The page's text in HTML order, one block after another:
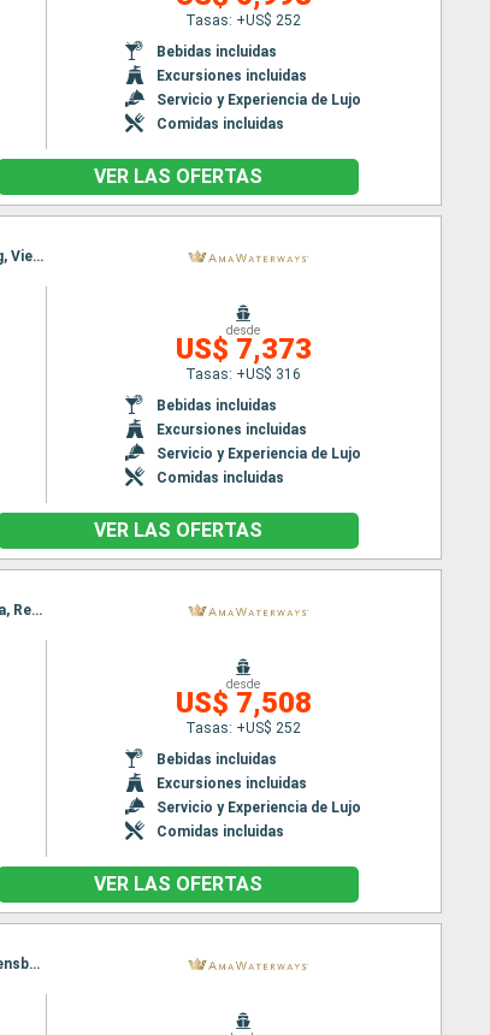
Tasas: +US$ 252
Bebidas incluidas
Excursiones incluidas
Servicio y Experiencia de Lujo
Comidas incluidas
VER LAS OFERTAS
Itinerario : Nuremberg, Budapest, Nuremberg, Viena, Regensburg, Melk, Passau, Melk, Viena, Regensburg, Viena, Nuremberg, Budapest, Nuremberg
desde
US$ 7,373
Tasas: +US$ 316
Bebidas incluidas
Excursiones incluidas
Servicio y Experiencia de Lujo
Comidas incluidas
VER LAS OFERTAS
Itinerario : Nuremberg, Budapest, Nuremberg, Budapest, Regensburg, Viena, Passau, Melk, Passau, Viena, Regensburg, Budapest, Nuremberg, Budapest, Nuremberg
desde
US$ 7,508
Tasas: +US$ 252
Bebidas incluidas
Excursiones incluidas
Servicio y Experiencia de Lujo
Comidas incluidas
VER LAS OFERTAS
Itinerario : Budapest, Nuremberg, Budapest, Regensburg, Viena, Passau, Melk, Passau, Melk, Viena, Regensburg, Viena, Nuremberg, Budapest, Nuremberg, Budapest